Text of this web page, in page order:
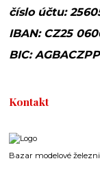
číslo účtu:
IBAN: CZ25
BIC: AGBACZPP
Kontakt
Bazar modelové